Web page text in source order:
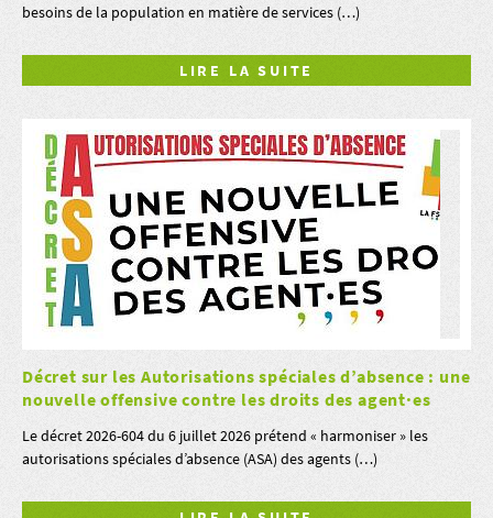
besoins de la population en matière de services (…)
LIRE LA SUITE
Décret sur les Autorisations spéciales d’absence : une
nouvelle offensive contre les droits des agent·es
Le décret 2026-604 du 6 juillet 2026 prétend « harmoniser » les
autorisations spéciales d’absence (ASA) des agents (…)